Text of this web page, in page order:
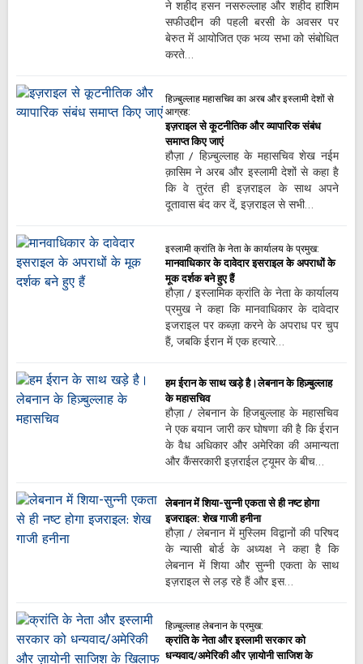
ने शहीद हसन नसरुल्लाह और शहीद हाशिम
सफीउद्दीन की पहली बरसी के अवसर पर
बेरुत में आयोजित एक भव्य सभा को संबोधित
करते…
हिज़्बुल्लाह महासचिव का अरब और इस्लामी देशों से
आग्रह:
इज़राइल से कूटनीतिक और व्यापारिक संबंध
समाप्त किए जाएं
हौज़ा / हिज़्बुल्लाह के महासचिव शेख नईम
क़ासिम ने अरब और इस्लामी देशों से कहा है
कि वे तुरंत ही इज़राइल के साथ अपने
दूतावास बंद कर दें, इज़राइल से सभी…
इस्लामी क्रांति के नेता के कार्यालय के प्रमुख:
मानवाधिकार के दावेदार इसराइल के अपराधों के
मूक दर्शक बने हुए हैं
हौज़ा / इस्लामिक क्रांति के नेता के कार्यालय
प्रमुख ने कहा कि मानवाधिकार के दावेदार
इजराइल पर कब्ज़ा करने के अपराध पर चुप
हैं, जबकि ईरान में एक हत्यारे…
हम ईरान के साथ खड़े है।लेबनान के हिज़्बुल्लाह
के महासचिव
हौज़ा / लेबनान के हिजबुल्लाह के महासचिव
ने एक बयान जारी कर घोषणा की है कि ईरान
के वैध अधिकार और अमेरिका की अमान्यता
और कैंसरकारी इज़राईल ट्यूमर के बीच…
लेबनान में शिया-सुन्नी एकता से ही नष्ट होगा
इजराइल: शेख गाजी हनीना
हौज़ा / लेबनान में मुस्लिम विद्वानों की परिषद
के न्यासी बोर्ड के अध्यक्ष ने कहा है कि
लेबनान में शिया और सुन्नी एकता के साथ
इज़राइल से लड़ रहे हैं और इस…
हिज़्बुल्लाह लेबनान के प्रमुख:
क्रांति के नेता और इस्लामी सरकार को
धन्यवाद/अमेरिकी और ज़ायोनी साजिश के